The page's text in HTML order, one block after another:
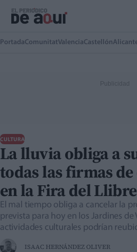
PortadaComunitatValenciaCastellón
CULTURA
La lluvia obliga a
todas las firmas de
en la Fira del
El mal tiempo obliga a cancelar la
prevista para hoy en los Jardines
actividades culturales podrían
ISAAC HERNÁNDEZ OLIVER